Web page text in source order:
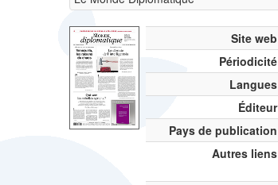
Site web
Périodicité
Langues
Éditeur
Pays de publication
Autres liens